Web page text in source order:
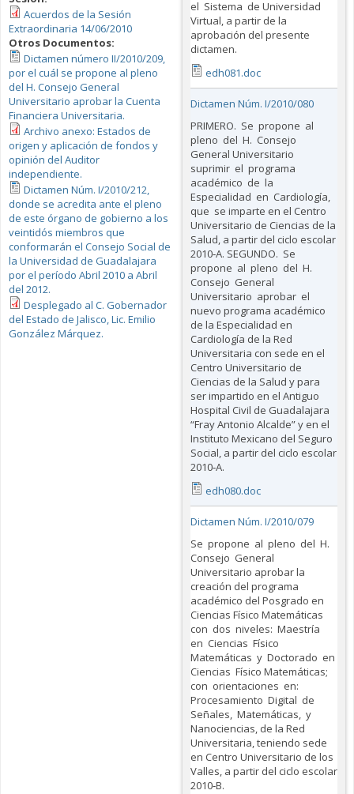
Acuerdos de la Sesión
Extraordinaria 14/06/2010
Otros Documentos:
Dictamen número II/2010/209,
por el cuál se propone al pleno
del H. Consejo General
Universitario aprobar la Cuenta
Financiera Universitaria.
Archivo anexo: Estados de
origen y aplicación de fondos y
opinión del Auditor
independiente.
Dictamen Núm. I/2010/212,
donde se acredita ante el pleno
de este órgano de gobierno a los
veintidós miembros que
conformarán el Consejo Social de
la Universidad de Guadalajara
por el período Abril 2010 a Abril
del 2012.
Desplegado al C. Gobernador
del Estado de Jalisco, Lic. Emilio
González Márquez.
el Sistema de Universidad
Virtual, a partir de la
aprobación del presente
dictamen.
edh081.doc
Dictamen Núm. I/2010/080
PRIMERO. Se propone al
pleno del H. Consejo
General Universitario
suprimir el programa
académico de la
Especialidad en Cardiología,
que se imparte en el Centro
Universitario de Ciencias de la
Salud, a partir del ciclo escolar
2010‐A. SEGUNDO. Se
propone al pleno del H.
Consejo General
Universitario aprobar el
nuevo programa académico
de la Especialidad en
Cardiología de la Red
Universitaria con sede en el
Centro Universitario de
Ciencias de la Salud y para
ser impartido en el Antiguo
Hospital Civil de Guadalajara
“Fray Antonio Alcalde” y en el
Instituto Mexicano del Seguro
Social, a partir del ciclo escolar
2010‐A.
edh080.doc
Dictamen Núm. I/2010/079
Se propone al pleno del H.
Consejo General
Universitario aprobar la
creación del programa
académico del Posgrado en
Ciencias Físico Matemáticas
con dos niveles: Maestría
en Ciencias Físico
Matemáticas y Doctorado en
Ciencias Físico Matemáticas;
con orientaciones en:
Procesamiento Digital de
Señales, Matemáticas, y
Nanociencias, de la Red
Universitaria, teniendo sede
en Centro Universitario de los
Valles, a partir del ciclo escolar
2010‐B.